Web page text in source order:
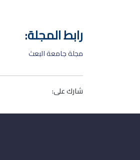
رابط المجلة:
مجلة جامعة البعث
شارك على: